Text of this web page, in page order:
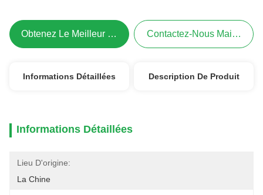
Obtenez Le Meilleur Prix Contactez-Nous Maintenant
Informations Détaillées Description De Produit
Informations Détaillées
Lieu D'origine:
La Chine